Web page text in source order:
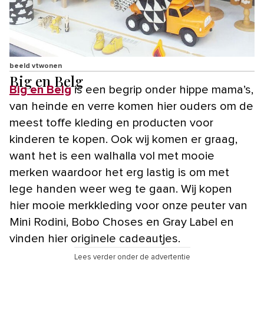
beeld vtwonen
Big en Belg
Big en Belgis een begrip onder hippe mama’s,
van heinde en verre komen hier ouders om de
meest toffe kleding en producten voor
kinderen te kopen. Ook wij komen er graag,
want het is een walhalla vol met mooie
merken waardoor het erg lastig is om met
lege handen weer weg te gaan. Wij kopen
hier mooie merkkleding voor onze peuter van
Mini Rodini, Bobo Choses en Gray Label en
vinden hier originele cadeautjes.
Lees verder onder de advertentie